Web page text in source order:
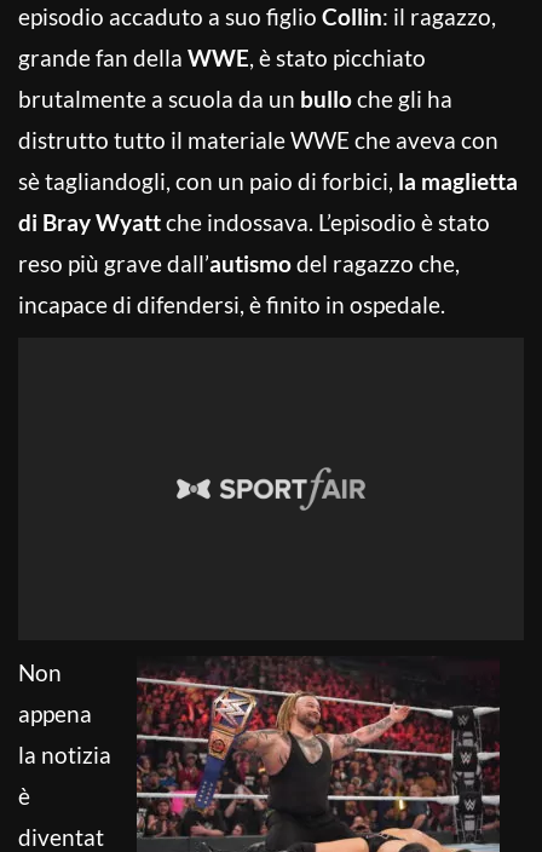
episodio accaduto a suo figlio Collin: il ragazzo,
grande fan della WWE, è stato picchiato
brutalmente a scuola da un bulloche gli ha
distrutto tutto il materiale WWE che aveva con
sè tagliandogli, con un paio di forbici, la maglietta
di Bray Wyattche indossava. L’episodio è stato
reso più grave dall’autismodel ragazzo che,
incapace di difendersi, è finito in ospedale.
Non
appena
la notizia
è
diventat